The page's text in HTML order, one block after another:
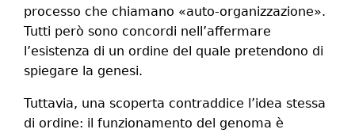
processo che chiamano «auto-organizzazione».
Tutti però sono concordi nell’affermare
l’esistenza di un ordine del quale pretendono di
spiegare la genesi.
Tuttavia, una scoperta contraddice l’idea stessa
di ordine: il funzionamento del genoma è